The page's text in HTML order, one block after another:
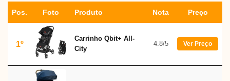
Pos. Foto Produto Nota Preço
1º
Carrinho Qbit+ All-
City
4.8/5 Ver Preço